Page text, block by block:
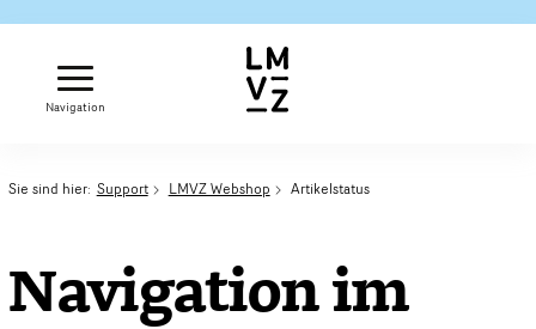
Navigation
Sie sind hier: Support LMVZ Webshop Artikelstatus
Navigation im